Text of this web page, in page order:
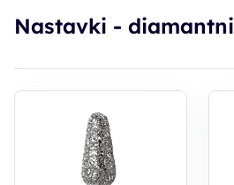
Nastavki - diamantni